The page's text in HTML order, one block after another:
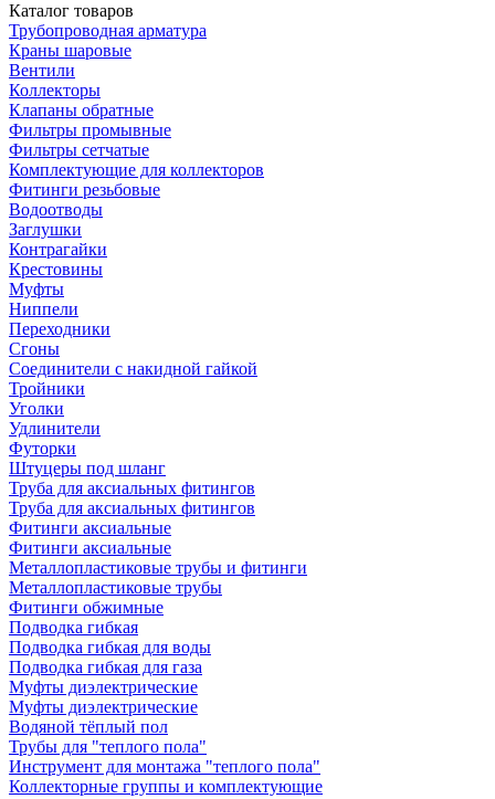
Каталог товаров
Трубопроводная арматура
Краны шаровые
Вентили
Коллекторы
Клапаны обратные
Фильтры промывные
Фильтры сетчатые
Комплектующие для коллекторов
Фитинги резьбовые
Водоотводы
Заглушки
Контрагайки
Крестовины
Муфты
Ниппели
Переходники
Сгоны
Соединители с накидной гайкой
Тройники
Уголки
Удлинители
Футорки
Штуцеры под шланг
Труба для аксиальных фитингов
Труба для аксиальных фитингов
Фитинги аксиальные
Фитинги аксиальные
Металлопластиковые трубы и фитинги
Металлопластиковые трубы
Фитинги обжимные
Подводка гибкая
Подводка гибкая для воды
Подводка гибкая для газа
Муфты диэлектрические
Муфты диэлектрические
Водяной тёплый пол
Трубы для "теплого пола"
Инструмент для монтажа "теплого пола"
Коллекторные группы и комплектующие